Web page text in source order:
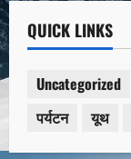
QUICK LINKS
Uncategorized
पर्यटन
यूथ